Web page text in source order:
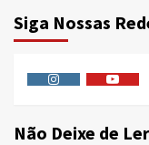
Siga Nossas
Não Deixe de Ler